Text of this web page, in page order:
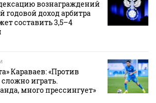
вознаграждений
годовой доход арбитра
составить 3,5–4
Караваев: «Против
играть.
много прессингует»